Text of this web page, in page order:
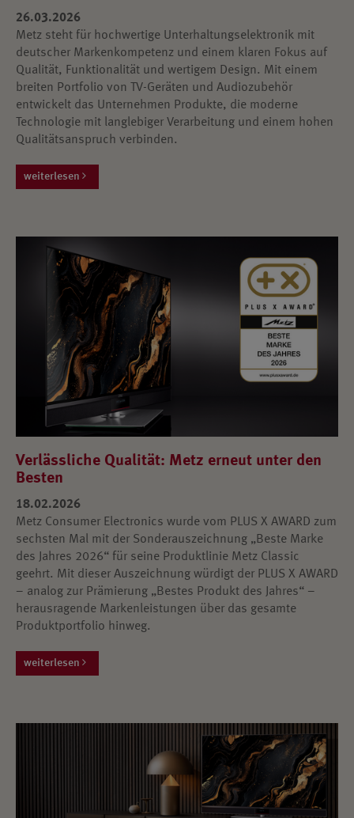
26.03.2026
Metz steht für hochwertige Unterhaltungselektronik mit
deutscher Markenkompetenz und einem klaren Fokus auf
Qualität, Funktionalität und wertigem Design. Mit einem
breiten Portfolio von TV-Geräten und Audiozubehör
entwickelt das Unternehmen Produkte, die moderne
Technologie mit langlebiger Verarbeitung und einem hohen
Qualitätsanspruch verbinden.
weiterlesen
Verlässliche Qualität: Metz erneut unter den
Besten
18.02.2026
Metz Consumer Electronics wurde vom PLUS X AWARD zum
sechsten Mal mit der Sonderauszeichnung „Beste Marke
des Jahres 2026“ für seine Produktlinie Metz Classic
geehrt. Mit dieser Auszeichnung würdigt der PLUS X AWARD
– analog zur Prämierung „Bestes Produkt des Jahres“ –
herausragende Markenleistungen über das gesamte
Produktportfolio hinweg.
weiterlesen